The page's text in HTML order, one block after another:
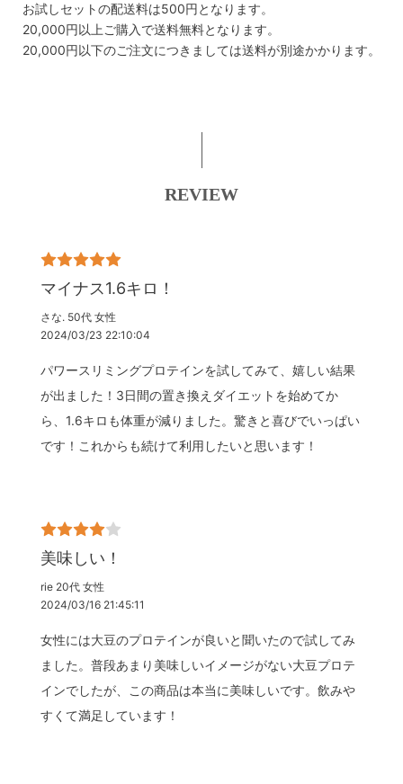
お試しセットの配送料は500円となります。
20,000円以上ご購入で送料無料となります。
20,000円以下のご注文につきましては送料が別途かかります。
REVIEW
マイナス1.6キロ！
さな. 50代 女性
2024/03/23 22:10:04
パワースリミングプロテインを試してみて、嬉しい結果
が出ました！3日間の置き換えダイエットを始めてか
ら、1.6キロも体重が減りました。驚きと喜びでいっぱい
です！これからも続けて利用したいと思います！
美味しい！
rie 20代 女性
2024/03/16 21:45:11
女性には大豆のプロテインが良いと聞いたので試してみ
ました。普段あまり美味しいイメージがない大豆プロテ
インでしたが、この商品は本当に美味しいです。飲みや
すくて満足しています！